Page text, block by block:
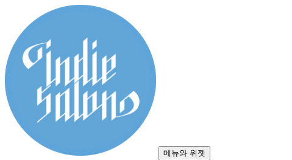
로
건
너
뛰
기
메뉴와 위젯